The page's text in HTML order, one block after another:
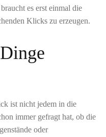
es erst einmal die
Klicks zu erzeugen.
ist nicht jedem in die
immer gefragt hat, ob die
oder